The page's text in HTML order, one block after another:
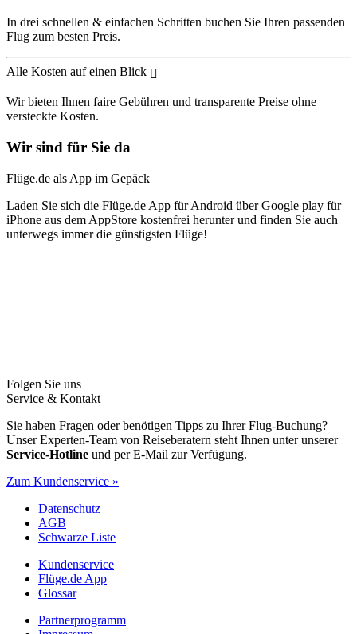
In drei schnellen & einfachen Schritten buchen Sie Ihren passenden
Flug zum besten Preis.
Alle Kosten auf einen Blick
Wir bieten Ihnen faire Gebühren und transparente Preise ohne
versteckte Kosten.
Wir sind für Sie da
Flüge.de als App im Gepäck
Laden Sie sich die Flüge.de App für Android über Google play für
iPhone aus dem AppStore kostenfrei herunter und finden Sie auch
unterwegs immer die günstigsten Flüge!
Folgen Sie uns
Service & Kontakt
Sie haben Fragen oder benötigen Tipps zu Ihrer Flug-Buchung?
Unser Experten-Team von Reiseberatern steht Ihnen unter unserer
Service-Hotline und per E-Mail zur Verfügung.
Zum Kundenservice »
Datenschutz
AGB
Schwarze Liste
Kundenservice
Flüge.de App
Glossar
Partnerprogramm